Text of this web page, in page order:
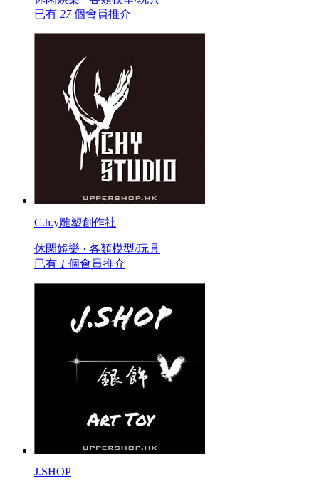
已有 27個會員推介
C.h.y雕塑創作社
休閑娛樂 · 各類模型/玩具
已有 1 個會員推介
J.SHOP